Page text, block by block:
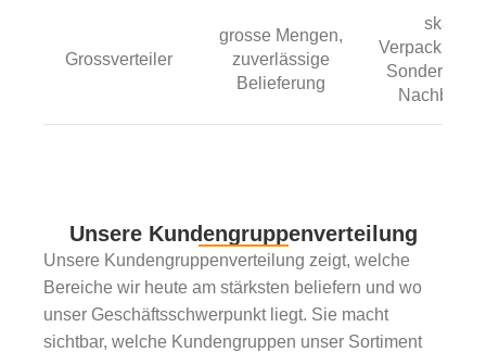
Grossverteiler
grosse Mengen,
zuverlässige
Belieferung
Unsere Kundengruppenverteilung
Unsere Kundengruppenverteilung zeigt, welche
Bereiche wir heute am stärksten beliefern und wo
unser Geschäftsschwerpunkt liegt. Sie macht
sichtbar, welche Kundengruppen unser Sortiment